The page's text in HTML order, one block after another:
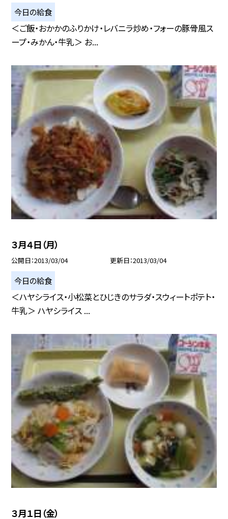
今日の給食
＜ご飯・おかかのふりかけ・レバニラ炒め・フォーの豚骨風ス
ープ・みかん・牛乳＞ お...
３月４日（月）
公開日 2013/03/04 更新日 2013/03/04
今日の給食
＜ハヤシライス・小松菜とひじきのサラダ・スウィートポテト・
牛乳＞ ハヤシライス ...
３月１日（金）